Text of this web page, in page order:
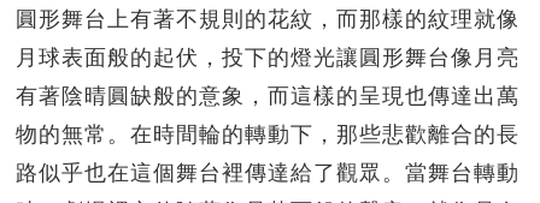
圓形舞台上有著不規則的花紋，而那樣的紋理就像
月球表面般的起伏，投下的燈光讓圓形舞台像月亮
有著陰晴圓缺般的意象，而這樣的呈現也傳達出萬
物的無常。在時間輪的轉動下，那些悲歡離合的長
路似乎也在這個舞台裡傳達給了觀眾。當舞台轉動